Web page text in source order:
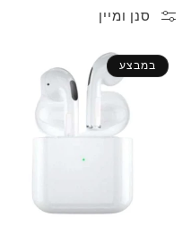
ף
סנן ומיין
במבצע